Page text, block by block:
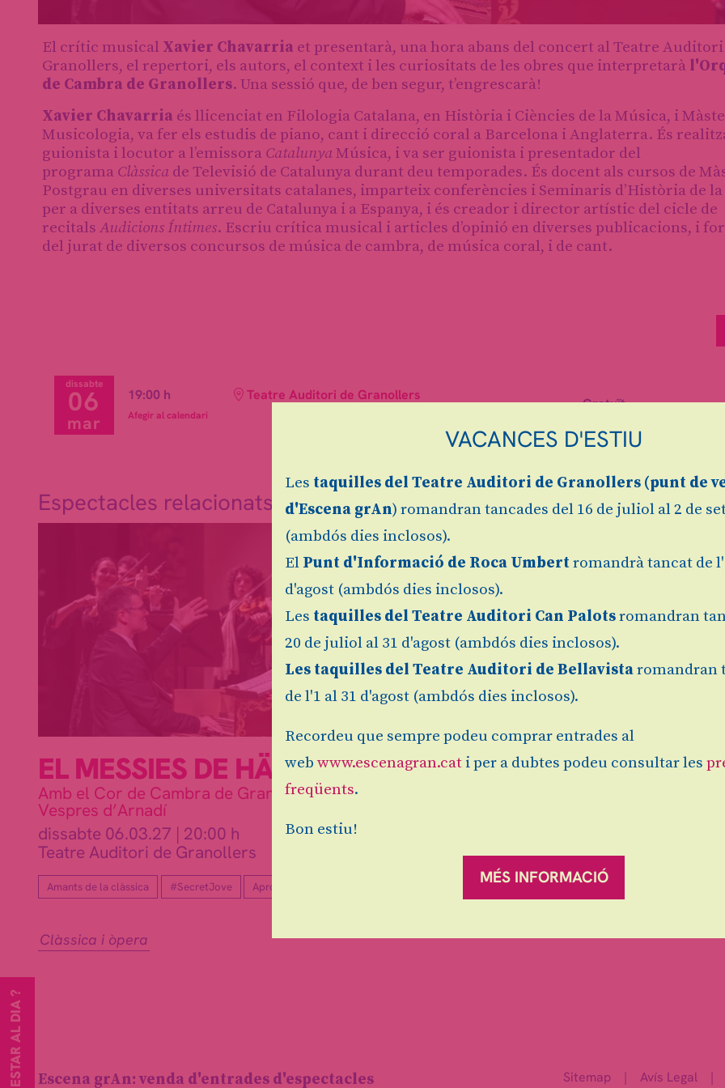
VOLS ESTAR AL DIA ?
El crític musical Xavier Chavarria et presentarà, una hora abans del concert al Teatre Auditori
Granollers, el repertori, els autors, el context i les curiositats de les obres que interpretarà
de Cambra de Granollers. Una sessió que, de ben segur, t’engrescarà!
Xavier Chavarria és llicenciat en Filologia Catalana, en Història i Ciències de la Música, i
Musicologia, va fer els estudis de piano, cant i direcció coral a Barcelona i Anglaterra. És
guionista i locutor a l’emissora CatalunyaMúsica, i va ser guionista i presentador del
programa Clàssica de Televisió de Catalunya durant deu temporades. És docent als cursos de
Postgrau en diverses universitats catalanes, imparteix conferències i Seminaris d’Història de
per a diverses entitats arreu de Catalunya i a Espanya, i és creador i director artístic del cicle de
recitals Audicions Íntimes. Escriu crítica musical i articles d’opinió en diverses publicacions, i
del jurat de diversos concursos de música de cambra, de música coral, i de cant.
dissabte
06
mar
19:00 h Teatre Auditori de Granollers
Afegir al calendari
Gratuït
Espectacles relacionats
EL MESSIES DE HÄNDEL
Amb el Cor de Cambra de Granollers i
Vespres d’Arnadí
dissabte 06.03.27 | 20:00 h
Teatre Auditori de Granollers
Amants de la clàssica #SecretJove Apropa Cultura
Clàssica i òpera
Escena grAn: venda d'entrades d'espectacles
Sitemap | Avís Legal |
VACANCES D'ESTIU
Les taquilles del Teatre Auditori de Granollers (punt de
d'Escena grAn) romandran tancades del 16 de juliol al 2 de
(ambdós dies inclosos).
El Punt d'Informació de Roca Umbertromandrà tancat de
d'agost (ambdós dies inclosos).
Les taquilles del Teatre Auditori Can Palotsromandran
20 de juliol al 31 d'agost (ambdós dies inclosos).
Les taquilles del Teatre Auditori de Bellavistaromandran
de l'1 al 31 d'agost (ambdós dies inclosos).
Recordeu que sempre podeu comprar entrades al
web www.escenagran.cat i per a dubtes podeu consultar les
freqüents.
Bon estiu!
MÉS INFORMACIÓ